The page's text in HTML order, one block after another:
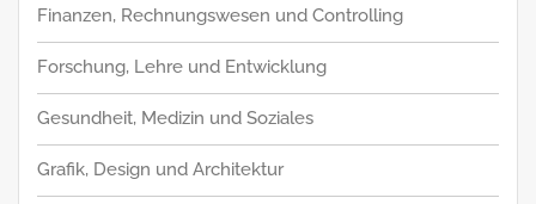
Finanzen, Rechnungswesen und Controlling
Forschung, Lehre und Entwicklung
Gesundheit, Medizin und Soziales
Grafik, Design und Architektur